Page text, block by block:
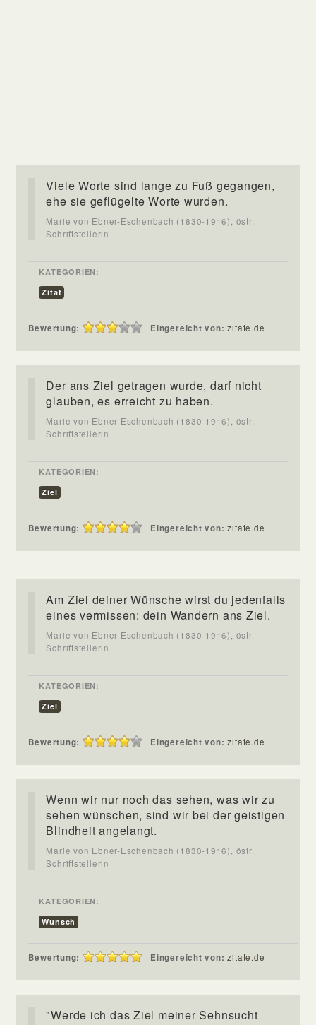
Viele Worte sind lange zu Fuß gegangen,
ehe sie geflügelte Worte wurden.
Marie von Ebner-Eschenbach (1830-1916), östr.
Schriftstellerin
KATEGORIEN:
Zitat
Bewertung: Eingereicht von:zitate.de
Der ans Ziel getragen wurde, darf nicht
glauben, es erreicht zu haben.
Marie von Ebner-Eschenbach (1830-1916), östr.
Schriftstellerin
KATEGORIEN:
Ziel
Bewertung: Eingereicht von:zitate.de
Am Ziel deiner Wünsche wirst du jedenfalls
eines vermissen: dein Wandern ans Ziel.
Marie von Ebner-Eschenbach (1830-1916), östr.
Schriftstellerin
KATEGORIEN:
Ziel
Bewertung: Eingereicht von:zitate.de
Wenn wir nur noch das sehen, was wir zu
sehen wünschen, sind wir bei der geistigen
Blindheit angelangt.
Marie von Ebner-Eschenbach (1830-1916), östr.
Schriftstellerin
KATEGORIEN:
Wunsch
Bewertung: Eingereicht von:zitate.de
"Werde ich das Ziel meiner Sehnsucht